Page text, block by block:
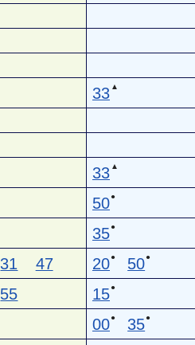
33 ▲
33 ▲
50●
35●
31 47 20● 50●
55 15●
00● 35●